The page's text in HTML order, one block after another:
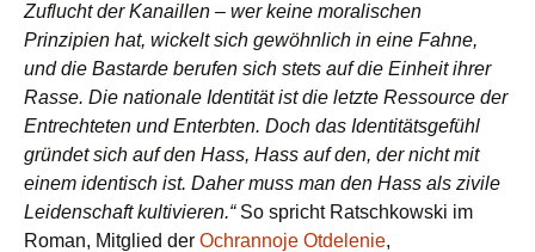
Zuflucht der Kanaillen – wer keine moralischen
Prinzipien hat, wickelt sich gewöhnlich in eine Fahne,
und die Bastarde berufen sich stets auf die Einheit ihrer
Rasse. Die nationale Identität ist die letzte Ressource der
Entrechteten und Enterbten. Doch das Identitätsgefühl
gründet sich auf den Hass, Hass auf den, der nicht mit
einem identisch ist. Daher muss man den Hass als zivile
Leidenschaft kultivieren.“So spricht Ratschkowski im
Roman, Mitglied der Ochrannoje Otdelenie,